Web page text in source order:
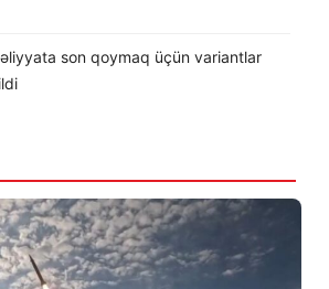
son qoymaq üçün variantlar